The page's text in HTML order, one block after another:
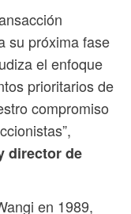
su próxima fase
el enfoque
prioritarios de
compromiso
director de
en 1989,